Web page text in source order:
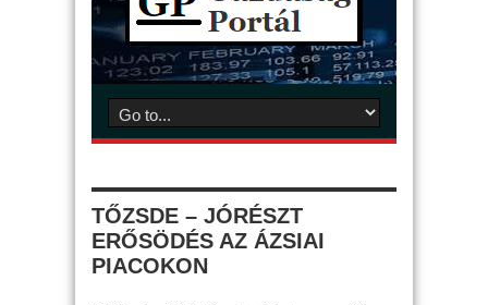
TŐZSDE – JÓRÉSZT
ERŐSÖDÉS AZ ÁZSIAI
PIACOKON